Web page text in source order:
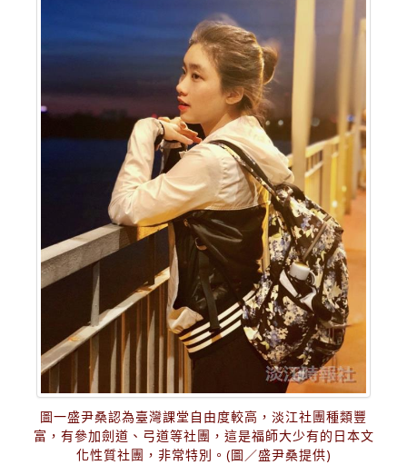
圖一盛尹桑認為臺灣課堂自由度較高，淡江社團種類豐
富，有參加劍道、弓道等社團，這是福師大少有的日本文
化性質社團，非常特別。(圖／盛尹桑提供)